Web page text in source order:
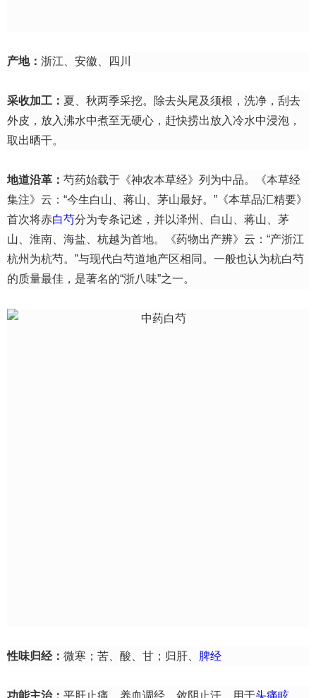
产地： 浙江、安徽、四川
采收加工： 夏、秋两季采挖。除去头尾及须根，洗净，刮去
外皮，放入沸水中煮至无硬心，赶快捞出放入冷水中浸泡，
取出晒干。
地道沿革： 芍药始载于《神农本草经》列为中品。《本草经
集注》云：“今生白山、蒋山、茅山最好。”《本草品汇精要》
首次将赤白芍分为专条记述，并以泽州、白山、蒋山、茅
山、淮南、海盐、杭越为首地。《药物出产辨》云：“产浙江
杭州为杭芍。”与现代白芍道地产区相同。一般也认为杭白芍
的质量最佳，是著名的“浙八味”之一。
性味归经： 微寒；苦、酸、甘；归肝、 脾经
功能主治： 平肝止痛，养血调经，敛阴止汗。用于头痛眩